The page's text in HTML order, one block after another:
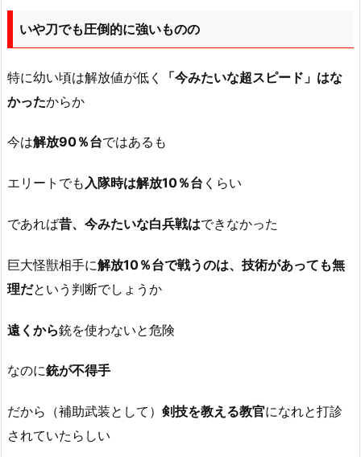
いや刀でも圧倒的に強いものの
特に幼い頃は解放値が低く
「今みたいな超スピード」はな
かったからか
今は解放90％台ではあるも
エリートでも入隊時は解放10％台 くらい
であれば昔、今みたいな白兵戦はできなかった
巨大怪獣相手に解放10％台で戦うのは、技術があっても無
理だという判断でしょうか
遠くから銃を使わないと危険
なのに銃が不得手
だから（補助武装として） 剣技を教える教官になれと打診
されていたらしい